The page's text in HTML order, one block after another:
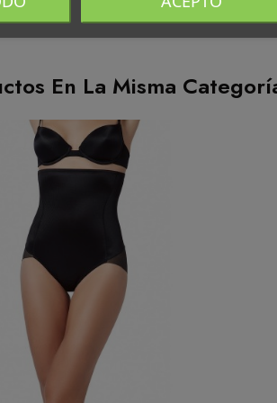
En La Misma